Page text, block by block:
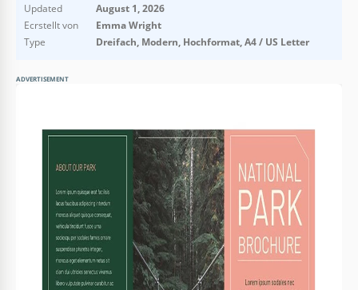
Updated
August 1, 2026
Ecrstellt von
Emma Wright
Type
Dreifach, Modern, Hochformat, A4 / US Letter
ADVERTISEMENT